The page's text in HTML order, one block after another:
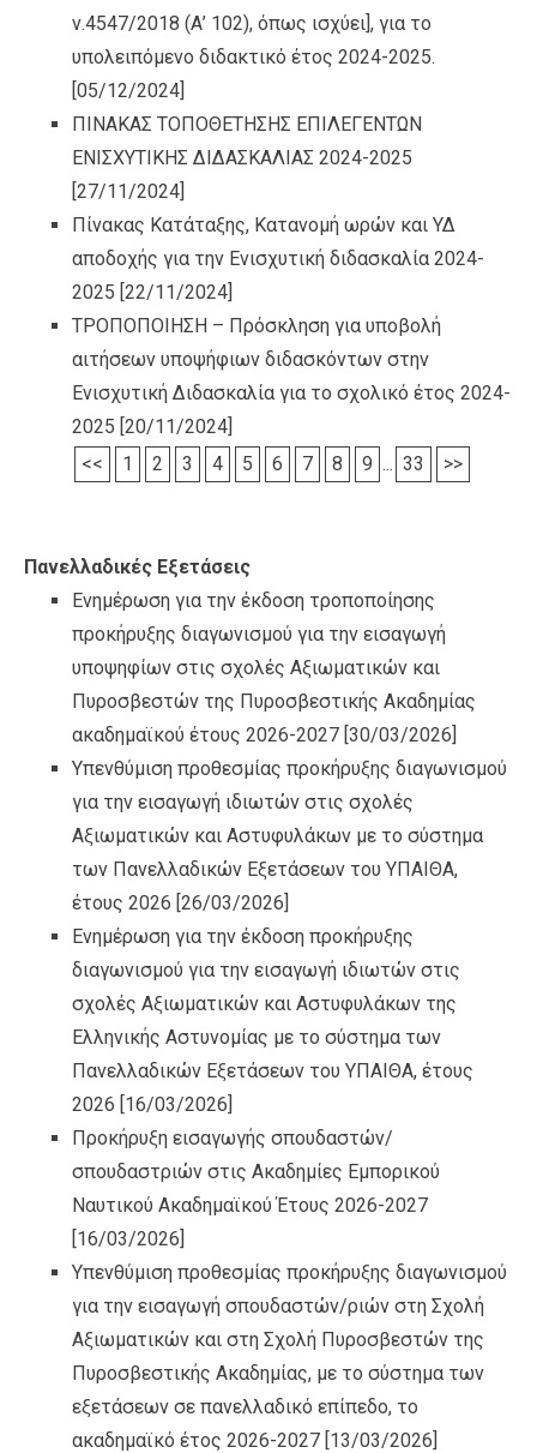
ν.4547/2018 (Α’ 102), όπως ισχύει], για το
υπολειπόμενο διδακτικό έτος 2024-2025.
[05/12/2024]
ΠΙΝΑΚΑΣ ΤΟΠΟΘΕΤΗΣΗΣ ΕΠΙΛΕΓΕΝΤΩΝ
ΕΝΙΣΧΥΤΙΚΗΣ ΔΙΔΑΣΚΑΛΙΑΣ 2024-2025
[27/11/2024]
Πίνακας Κατάταξης, Κατανομή ωρών και ΥΔ
αποδοχής για την Ενισχυτική διδασκαλία 2024-
2025 [22/11/2024]
ΤΡΟΠΟΠΟΙΗΣΗ – Πρόσκληση για υποβολή
αιτήσεων υποψήφιων διδασκόντων στην
Ενισχυτική Διδασκαλία για το σχολικό έτος 2024-
2025 [20/11/2024]
<<
1 2 3 4 5 6 7 8 9 ... 33 >>
Πανελλαδικές Εξετάσεις
Ενημέρωση για την έκδοση τροποποίησης
προκήρυξης διαγωνισμού για την εισαγωγή
υποψηφίων στις σχολές Αξιωματικών και
Πυροσβεστών της Πυροσβεστικής Ακαδημίας
ακαδημαϊκού έτους 2026-2027 [30/03/2026]
Υπενθύμιση προθεσμίας προκήρυξης διαγωνισμού
για την εισαγωγή ιδιωτών στις σχολές
Αξιωματικών και Αστυφυλάκων με το σύστημα
των Πανελλαδικών Εξετάσεων του ΥΠΑΙΘΑ,
έτους 2026 [26/03/2026]
Ενημέρωση για την έκδοση προκήρυξης
διαγωνισμού για την εισαγωγή ιδιωτών στις
σχολές Αξιωματικών και Αστυφυλάκων της
Ελληνικής Αστυνομίας με το σύστημα των
Πανελλαδικών Εξετάσεων του ΥΠΑΙΘΑ, έτους
2026 [16/03/2026]
Προκήρυξη εισαγωγής σπουδαστών/
σπουδαστριών στις Ακαδημίες Εμπορικού
Ναυτικού Ακαδημαϊκού Έτους 2026-2027
[16/03/2026]
Υπενθύμιση προθεσμίας προκήρυξης διαγωνισμού
για την εισαγωγή σπουδαστών/ριών στη Σχολή
Αξιωματικών και στη Σχολή Πυροσβεστών της
Πυροσβεστικής Ακαδημίας, με το σύστημα των
εξετάσεων σε πανελλαδικό επίπεδο, το
ακαδημαϊκό έτος 2026-2027 [13/03/2026]